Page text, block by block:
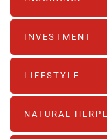
INVESTMENT
LIFESTYLE
NATURAL